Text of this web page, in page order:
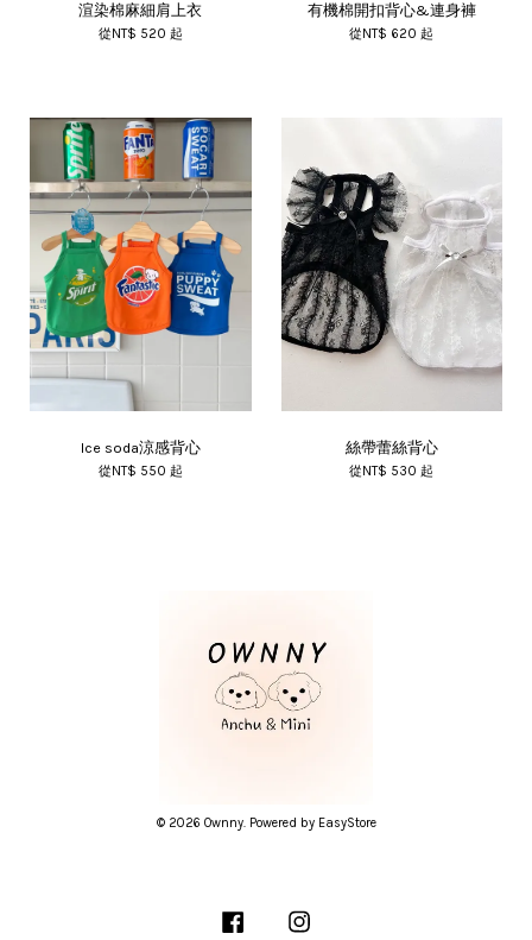
渲染棉麻細肩上衣
從 NT$ 520 起
有機棉開扣背心&連身褲
從 NT$ 620起
Ice soda涼感背心
從 NT$ 550 起
絲帶蕾絲背心
從 NT$ 530起
© 2026 Ownny. Powered by EasyStore
Facebook